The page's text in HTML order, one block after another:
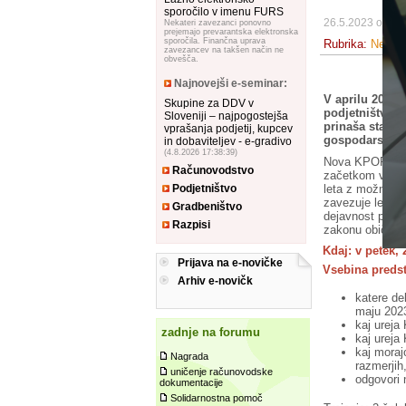
sporočilo v imenu FURS
Nekateri zavezanci ponovno
prejemajo prevarantska elektronska
sporočila. Finančna uprava
zavezancev na takšen način ne
obvešča.
Najnovejši e-seminar:
Skupine za DDV v
Sloveniji – najpogostejša
vprašanja podjetij, kupcev
in dobaviteljev - e-gradivo
(4.8.2026 17:38:39)
Računovodstvo
Podjetništvo
Gradbeništvo
Razpisi
Prijava na e-novičke
Arhiv e-novičk
zadnje na forumu
Nagrada
uničenje računovodske
dokumentacije
Solidarnostna pomoč
26.5.2023 ob
Rubrika: Ne
V aprilu 2023
podjetništvo
prinaša
gospodarstvo
Nova KPOP je
začetkom
leta z
zavezuje le
dejavnost po
zakonu
Kdaj: v petek,
Vsebina
katere
maju
kaj ureja
kaj ureja
kaj
razmerjih,
odgovori